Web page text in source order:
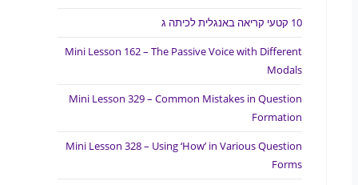
10 קטעי קריאה באנגלית לכיתה ג
Mini Lesson 162 – The Passive Voice with Different
Modals
Mini Lesson 329 – Common Mistakes in Question
Formation
Mini Lesson 328 – Using ‘How’ in Various Question
Forms